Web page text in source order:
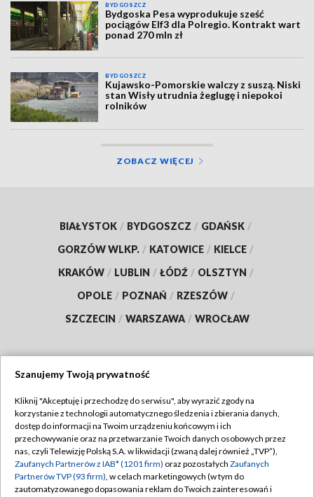
BYDGOSZCZ
Bydgoska Pesa wyprodukuje sześć
pociągów Elf3 dla Polregio. Kontrakt wart
ponad 270 mln zł
BYDGOSZCZ
Kujawsko-Pomorskie walczy z suszą. Niski
stan Wisły utrudnia żeglugę i niepokoi
rolników
ZOBACZ WIĘCEJ
BIAŁYSTOK / BYDGOSZCZ / GDAŃSK /
GORZÓW WLKP. / KATOWICE / KIELCE /
KRAKÓW / LUBLIN / ŁÓDŹ / OLSZTYN /
OPOLE / POZNAŃ / RZESZÓW /
SZCZECIN / WARSZAWA / WROCŁAW
TVP
Abonament TVP
Emisja w TVP
Centrum informacji TVP
Regulamin TVP
Polityka prywatności
Moje zgody
Szanujemy Twoją prywatność
Kliknij "Akceptuję i przechodzę do serwisu", aby wyrazić zgody na
korzystanie z technologii automatycznego śledzenia i zbierania danych,
dostęp do informacji na Twoim urządzeniu końcowym i ich
przechowywanie oraz na przetwarzanie Twoich danych osobowych przez
nas, czyli Telewizję Polską S.A. w likwidacji (zwaną dalej również „TVP”),
Zaufanych Partnerów z IAB* (1201 firm) oraz pozostałych Zaufanych
Partnerów TVP (93 firm), w celach marketingowych (w tym do
zautomatyzowanego dopasowania reklam do Twoich zainteresowań i